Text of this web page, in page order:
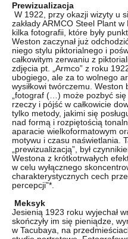
Prewizualizacja
W 1922, przy okazji wizyty u
zakłady ARMCO Steel Plant
kilka fotografii, które były
Weston zaczynał już
niego stylu piktorialnego i
całkowitym zerwaniu z
zdjęcia pt. „Armco” z roku
ubogiego, ale za to wolnego
wysiłkowi twórczemu. Weston
„fotograf (…) może pozbyć
rzeczy i pójść w całkowicie
tylko metody, jakimi się
nad formą i rozpiętością
aparacie wielkoformatowym
motywu i czasu naświetlania.
„prewizualizacją”, był
Westona z krótkotrwałych
w celu wyłącznego
charakterystycznych cech
percepcji”*.
Meksyk
Jesienią 1923 roku wyjechał
skończyły im się pieniądze,
w Tacubaya, na